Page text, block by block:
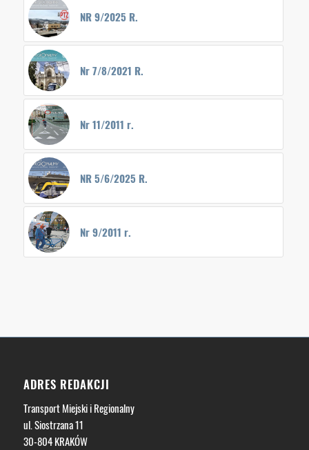
NR 9/2025 R.
Nr 7/8/2021 R.
Nr 11/2011 r.
NR 5/6/2025 R.
Nr 9/2011 r.
ADRES REDAKCJI
Transport Miejski i Regionalny
ul. Siostrzana 11
30-804 KRAKÓW